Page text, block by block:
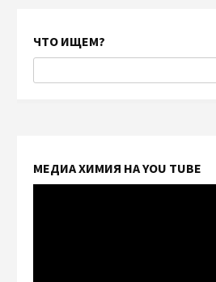
ЧТО ИЩЕМ?
МЕДИА ХИМИЯ НА YOU TUBE